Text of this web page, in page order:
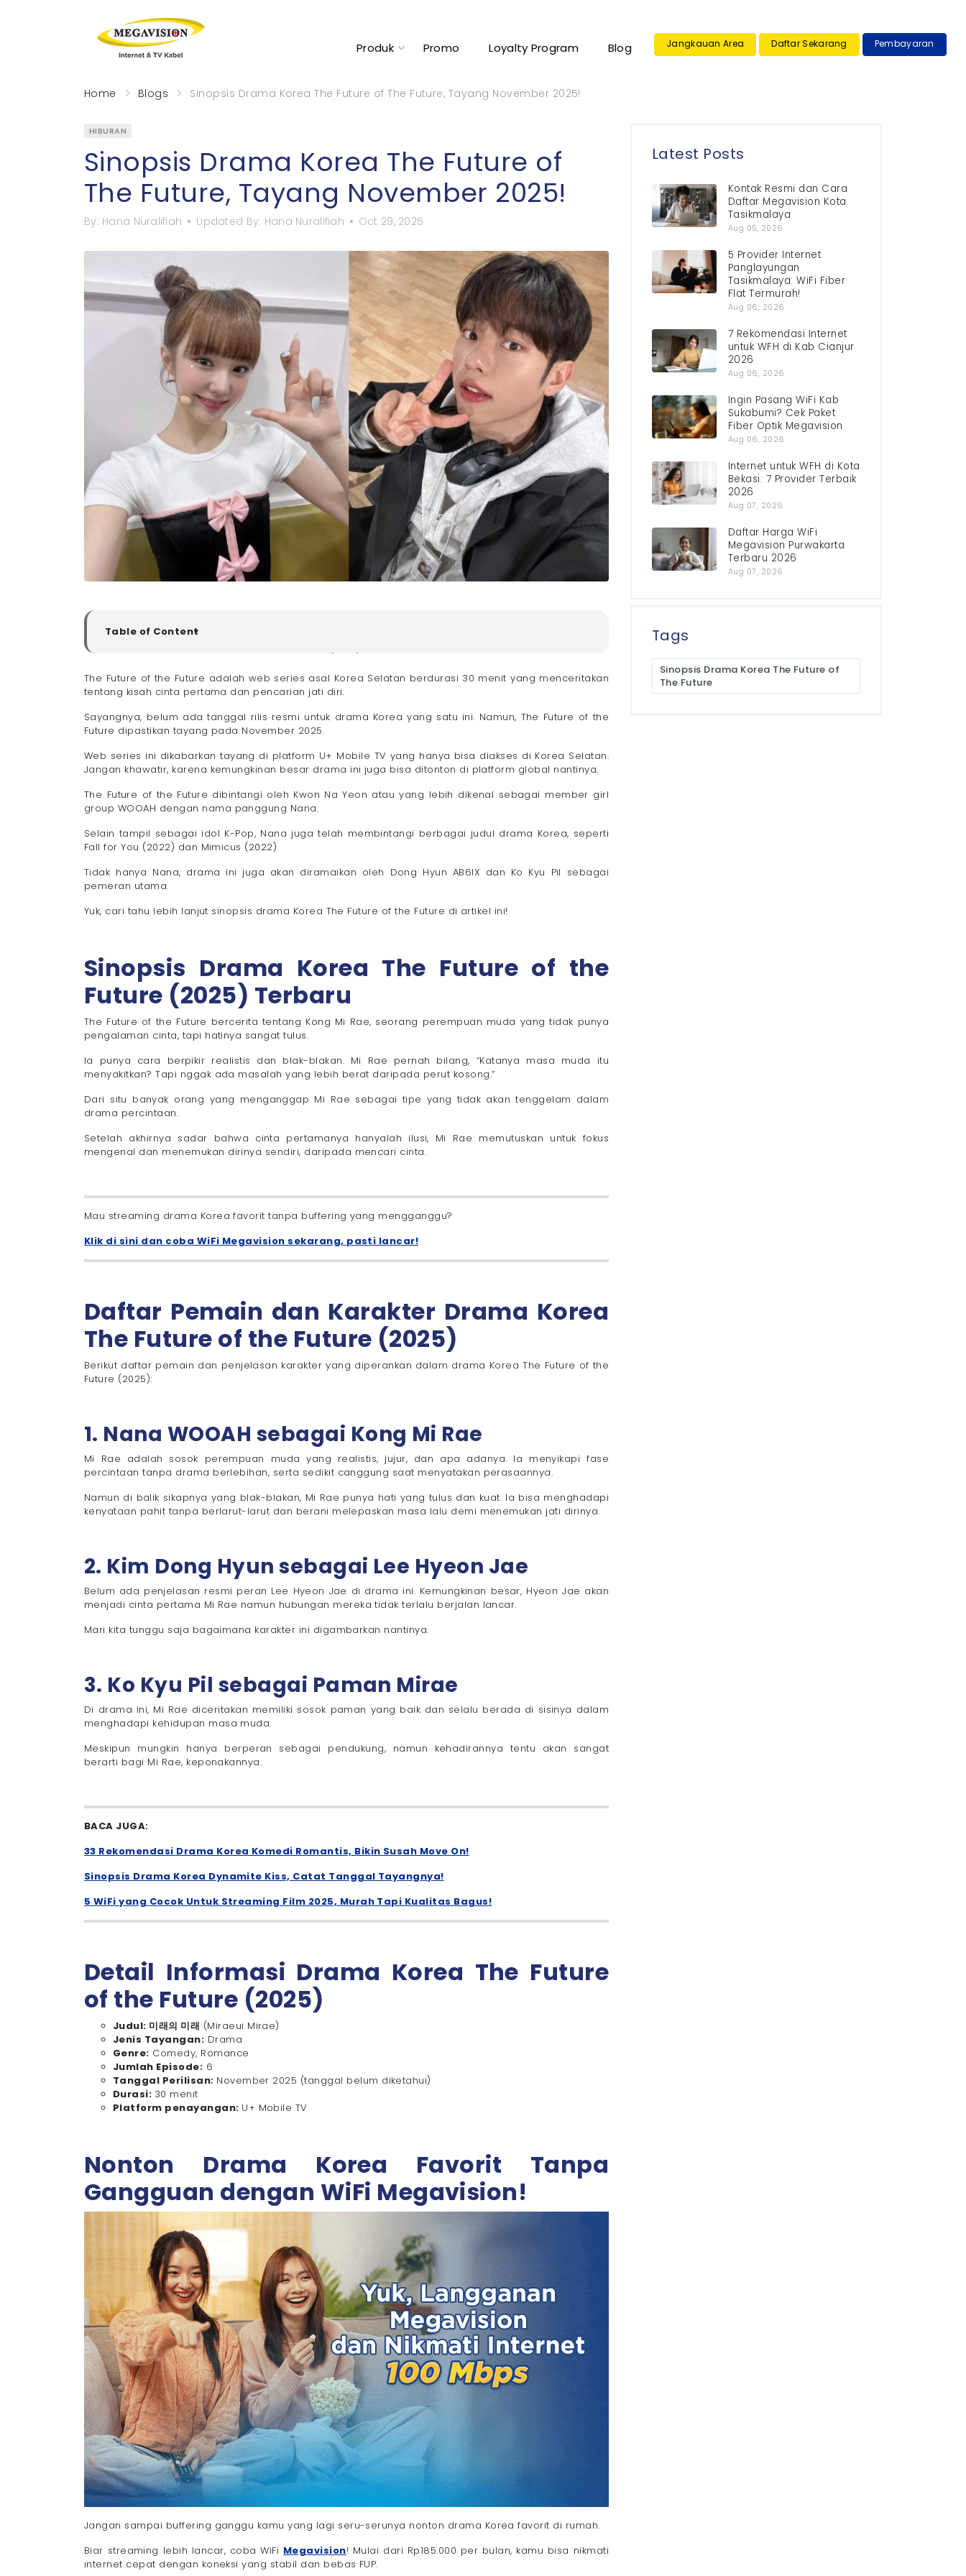
Produk Promo Loyalty Program Blog Jangkauan Area Daftar Sekarang Pembayaran
Home Blogs Sinopsis Drama Korea The Future of The Future, Tayang November 2025!
HIBURAN
Sinopsis Drama Korea The Future of
The Future, Tayang November 2025!
By: Hana Nuralifiah Updated By: Hana Nuralifiah Oct 29, 2025
Table of Content
▼
Daftar Pemain dan Karakter Drama Korea The Future of the Future (2025)
- 1. Nana WOOAH sebagai Kong Mi Rae
- 3. Ko Kyu Pil sebagai Paman Mirae
Nonton Drama Korea Favorit Tanpa Gangguan dengan WiFi Megavision!
The Future of the Future adalah web series asal Korea Selatan berdurasi 30 menit yang menceritakan
tentang kisah cinta pertama dan pencarian jati diri.
Sayangnya, belum ada tanggal rilis resmi untuk drama Korea yang satu ini. Namun, The Future of the
Future dipastikan tayang pada November 2025.
Web series ini dikabarkan tayang di platform U+ Mobile TV yang hanya bisa diakses di Korea Selatan.
Jangan khawatir, karena kemungkinan besar drama ini juga bisa ditonton di platform global nantinya.
The Future of the Future dibintangi oleh Kwon Na Yeon atau yang lebih dikenal sebagai member girl
group WOOAH dengan nama panggung Nana.
Selain tampil sebagai idol K-Pop, Nana juga telah membintangi berbagai judul drama Korea, seperti
Fall for You (2022) dan Mimicus (2022).
Tidak hanya Nana, drama ini juga akan diramaikan oleh Dong Hyun AB6IX dan Ko Kyu Pil sebagai
pemeran utama.
Yuk, cari tahu lebih lanjut sinopsis drama Korea The Future of the Future di artikel ini!
Sinopsis Drama Korea The Future of the
Future (2025) Terbaru
The Future of the Future bercerita tentang Kong Mi Rae, seorang perempuan muda yang tidak punya
pengalaman cinta, tapi hatinya sangat tulus.
Ia punya cara berpikir realistis dan blak-blakan. Mi Rae pernah bilang, “Katanya masa muda itu
menyakitkan? Tapi nggak ada masalah yang lebih berat daripada perut kosong.”
Dari situ banyak orang yang menganggap Mi Rae sebagai tipe yang tidak akan tenggelam dalam
drama percintaan.
Setelah akhirnya sadar bahwa cinta pertamanya hanyalah ilusi, Mi Rae memutuskan untuk fokus
mengenal dan menemukan dirinya sendiri, daripada mencari cinta.
Mau streaming drama Korea favorit tanpa buffering yang mengganggu?
Klik di sini dan coba WiFi Megavision sekarang, pasti lancar!
Daftar Pemain dan Karakter Drama Korea
The Future of the Future (2025)
Berikut daftar pemain dan penjelasan karakter yang diperankan dalam drama Korea The Future of the
Future (2025):
1. Nana WOOAH sebagai Kong Mi Rae
Mi Rae adalah sosok perempuan muda yang realistis, jujur, dan apa adanya. Ia menyikapi fase
percintaan tanpa drama berlebihan, serta sedikit canggung saat menyatakan perasaannya.
Namun di balik sikapnya yang blak-blakan, Mi Rae punya hati yang tulus dan kuat. Ia bisa menghadapi
kenyataan pahit tanpa berlarut-larut dan berani melepaskan masa lalu demi menemukan jati dirinya.
2. Kim Dong Hyun sebagai Lee Hyeon Jae
Belum ada penjelasan resmi peran Lee Hyeon Jae di drama ini. Kemungkinan besar, Hyeon Jae akan
menjadi cinta pertama Mi Rae namun hubungan mereka tidak terlalu berjalan lancar.
Mari kita tunggu saja bagaimana karakter ini digambarkan nantinya.
3. Ko Kyu Pil sebagai Paman Mirae
Di drama ini, Mi Rae diceritakan memiliki sosok paman yang baik dan selalu berada di sisinya dalam
menghadapi kehidupan masa muda.
Meskipun mungkin hanya berperan sebagai pendukung, namun kehadirannya tentu akan sangat
berarti bagi Mi Rae, keponakannya.
BACA JUGA:
33 Rekomendasi Drama Korea Komedi Romantis, Bikin Susah Move On!
Sinopsis Drama Korea Dynamite Kiss, Catat Tanggal Tayangnya!
5 WiFi yang Cocok Untuk Streaming Film 2025, Murah Tapi Kualitas Bagus!
Detail Informasi Drama Korea The Future
of the Future (2025)
Judul: 미래의 미래 (Miraeui Mirae)
Jenis Tayangan: Drama
Genre: Comedy, Romance
Jumlah Episode: 6
Tanggal Perilisan: November 2025 (tanggal belum diketahui)
Durasi: 30 menit
Platform penayangan: U+ Mobile TV
Nonton Drama Korea Favorit Tanpa
Gangguan dengan WiFi Megavision!
Jangan sampai buffering ganggu kamu yang lagi seru-serunya nonton drama Korea favorit di rumah.
Biar streaming lebih lancar, coba WiFi Megavision! Mulai dari Rp185.000 per bulan, kamu bisa nikmati
internet cepat dengan koneksi yang stabil dan bebas FUP.
Latest Posts
Kontak Resmi dan Cara
Daftar Megavision Kota
Tasikmalaya
Aug 05, 2026
5 Provider Internet
Panglayungan
Tasikmalaya: WiFi Fiber
Flat Termurah!
Aug 06, 2026
7 Rekomendasi Internet
untuk WFH di Kab Cianjur
2026
Aug 06, 2026
Ingin Pasang WiFi Kab
Sukabumi? Cek Paket
Fiber Optik Megavision
Aug 06, 2026
Internet untuk WFH di Kota
Bekasi: 7 Provider Terbaik
2026
Aug 07, 2026
Daftar Harga WiFi
Megavision Purwakarta
Terbaru 2026
Aug 07, 2026
Tags
Sinopsis Drama Korea The Future of
The Future